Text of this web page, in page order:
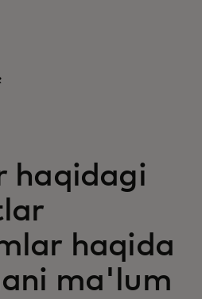
haqidagi
haqida
ma'lum